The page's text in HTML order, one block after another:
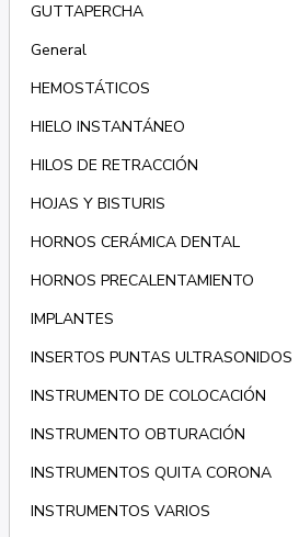
GUTTAPERCHA
General
HEMOSTÁTICOS
HIELO INSTANTÁNEO
HILOS DE RETRACCIÓN
HOJAS Y BISTURIS
HORNOS CERÁMICA DENTAL
HORNOS PRECALENTAMIENTO
IMPLANTES
INSERTOS PUNTAS ULTRASONIDOS
INSTRUMENTO DE COLOCACIÓN
INSTRUMENTO OBTURACIÓN
INSTRUMENTOS QUITA CORONA
INSTRUMENTOS VARIOS